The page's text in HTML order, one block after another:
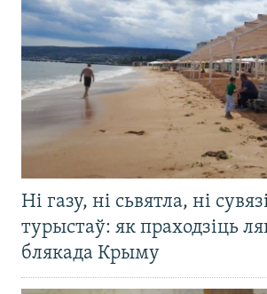
Ні газу, ні сьвятла, ні
турыстаў: як праходзіць
блякада Крыму